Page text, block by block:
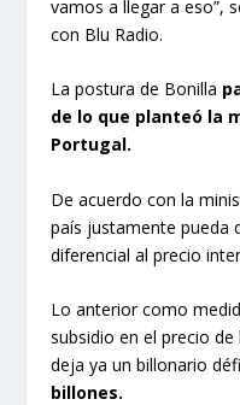
vamos a llegar a eso”,
con Blu Radio.
La postura de Bonilla
de lo que planteó la
Portugal.
De acuerdo con la
país justamente pueda
diferencial al precio
Lo anterior como
subsidio en el precio
deja ya un billonario
billones.